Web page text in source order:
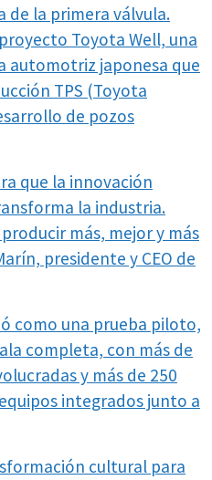
la primera válvula.
Toyota Well, una
automotriz japonesa que
TPS (Toyota
de pozos
que la innovación
la industria.
más, mejor y más
presidente y CEO de
como una prueba piloto,
completa, con más de
y más de 250
integrados junto a
cultural para